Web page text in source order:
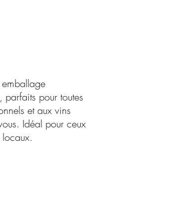
pour toutes
et aux vins
Idéal pour ceux